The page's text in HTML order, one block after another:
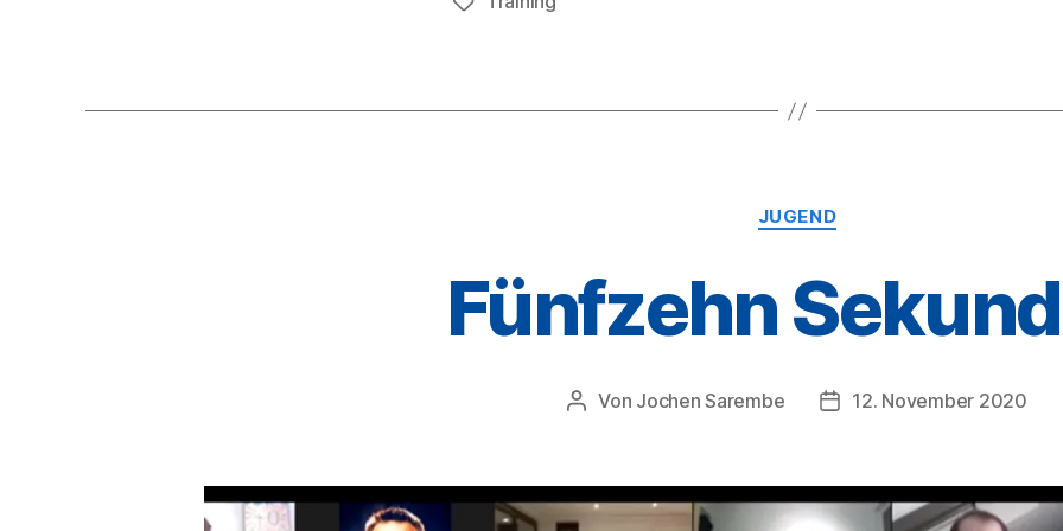
Kategorien
JUGEND
Fünfzehn
Beitragsautor
Von Jochen Sarembe Veröffentlichungsdatum
12. November 2020